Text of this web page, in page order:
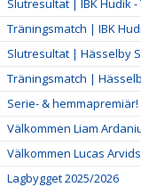
Träningsmatch | IBK
Slutresultat | Hässelby
Träningsmatch |
Serie- & hemmapremiär!
Välkommen Liam
Välkommen Lucas
Lagbygget 2025/2026